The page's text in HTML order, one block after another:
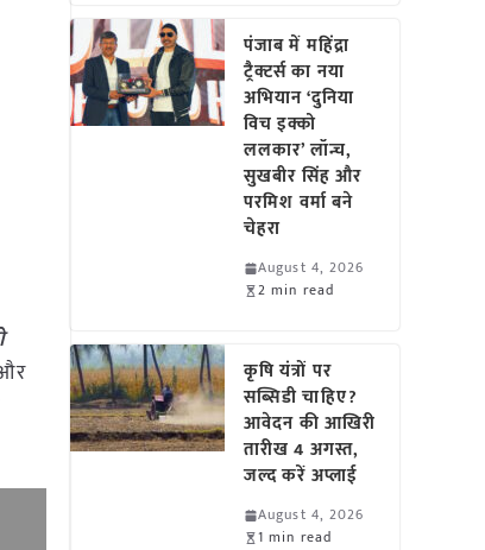
पंजाब में महिंद्रा
ट्रैक्टर्स का नया
अभियान ‘दुनिया
विच इक्को
ललकार’ लॉन्च,
सुखबीर सिंह और
परमिश वर्मा बने
चेहरा
August 4, 2026
2 min read
कृषि यंत्रों पर
सब्सिडी चाहिए?
आवेदन की आखिरी
तारीख 4 अगस्त,
जल्द करें अप्लाई
August 4, 2026
1 min read